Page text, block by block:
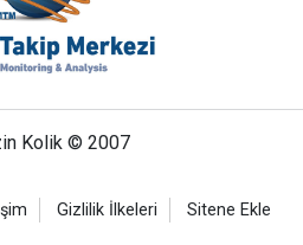
Kolik © 2007
Gizlilik İlkeleri Sitene Ekle